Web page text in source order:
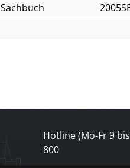
Sachbuch
Hotline (Mo-Fr 9
800